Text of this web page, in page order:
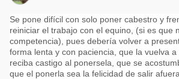
Se pone difícil con solo poner cabestro y
reiniciar el trabajo con el equino, (si es que
competencia), pues debería volver a
forma lenta y con paciencia, que la vuelva
reciba castigo al ponersela, que se
que el ponerla sea la felicidad de salir